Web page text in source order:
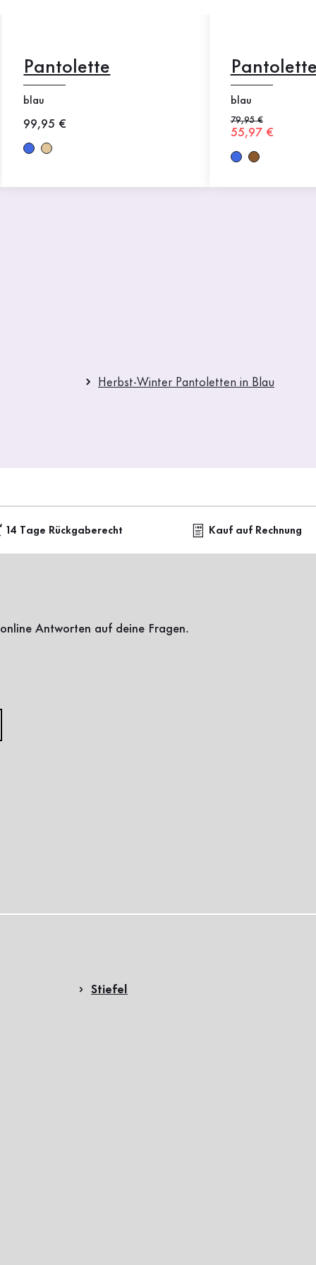
Pantolette
blau
Neuer Preis
99,95 €
blau
Alter Preis
79,95 €
Neuer Preis
55,97 €
Herbst-Winter Pantoletten in Blau
14 Tage Rückgaberecht Kauf auf Rechnung
Antworten auf deine Fragen.
Stiefel